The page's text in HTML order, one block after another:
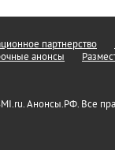
партнерство
анонсы
Анонсы.РФ. Все